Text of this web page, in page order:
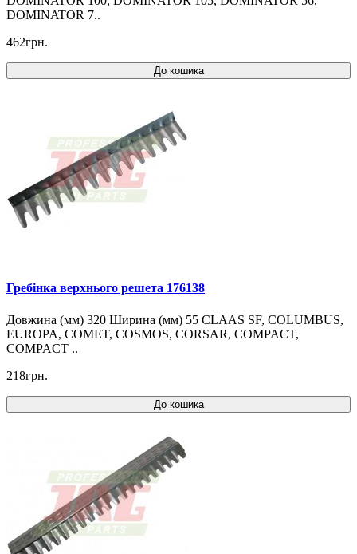
DOMINATOR 7..
462грн.
До кошика
Гребінка верхнього решета 176138
Довжина (мм) 320 Ширина (мм) 55 CLAAS SF, COLUMBUS,
EUROPA, COMET, COSMOS, CORSAR, COMPACT,
COMPACT ..
218грн.
До кошика